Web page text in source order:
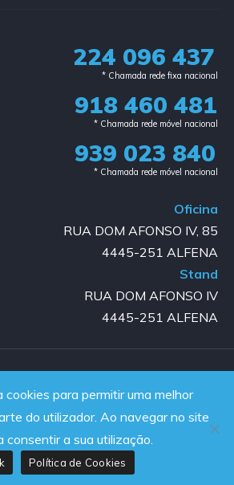
224 096 437
* Chamada rede fixa nacional​
918 460 481
* Chamada rede móvel nacional
939 023 840​
* Chamada rede móvel nacional
Oficina
RUA DOM AFONSO IV, 85
4445-251 ALFENA
Stand
RUA DOM AFONSO IV
4445-251 ALFENA
by JanelaWeb
cookies para permitir uma melhor
do utilizador. Ao navegar no site
consentir a sua utilização.
Política de Cookies